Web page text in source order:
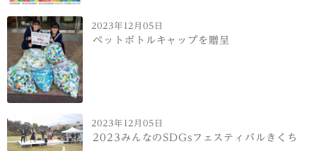
2023年12月05日
ペットボトルキャップを贈呈
2023年12月05日
2023みんなのSDGsフェスティバルきくち